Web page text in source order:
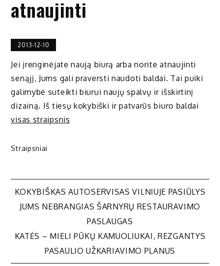
atnaujinti
2013-12-10
Jei įrenginėjate naują biurą arba norite atnaujinti
senąjį, Jums gali praversti naudoti baldai. Tai puiki
galimybė suteikti biurui naujų spalvų ir išskirtinį
dizainą. Iš tiesų kokybiški ir patvarūs biuro baldai
visas straipsnis
Straipsniai
Navigacija
tarp
įrašų
KOKYBIŠKAS AUTOSERVISAS VILNIUJE PASIŪLYS
JUMS NEBRANGIAS ŠARNYRŲ RESTAURAVIMO
PASLAUGAS
KATĖS – MIELI PŪKŲ KAMUOLIUKAI, REZGANTYS
PASAULIO UŽKARIAVIMO PLANUS